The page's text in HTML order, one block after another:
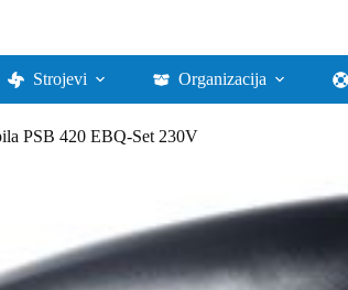
Strojevi Organizacija
PSB 420 EBQ-Set 230V